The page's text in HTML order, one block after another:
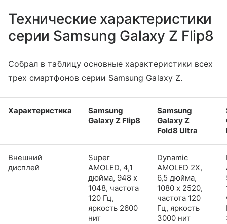
Технические характеристики
серии Samsung Galaxy Z Flip8
Собрал в таблицу основные характеристики всех
трех смартфонов серии Samsung Galaxy Z.
Характеристика
Samsung
Galaxy Z Flip8
Samsung
Galaxy Z
Fold8 Ultra
Внешний
дисплей
Super
AMOLED, 4,1
дюйма, 948 x
1048, частота
120 Гц,
яркость 2600
нит
Dynamic
AMOLED 2X,
6,5 дюйма,
1080 x 2520,
частота 120
Гц, яркость
3000 нит